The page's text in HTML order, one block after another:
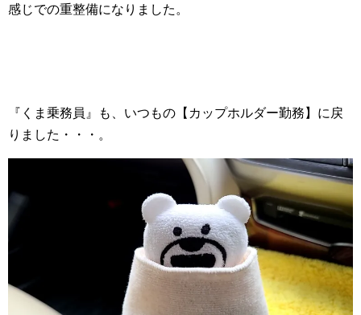
感じでの重整備になりました。
『くま乗務員』も、いつもの【カップホルダー勤務】に戻
りました・・・。